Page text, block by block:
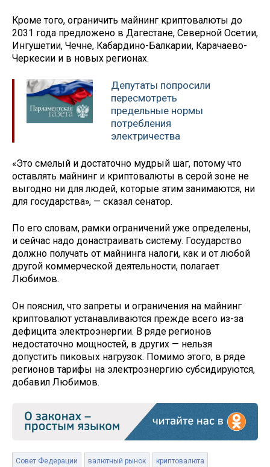
Кроме того, ограничить майнинг криптовалюты до
2031 года предложено в Дагестане, Северной Осетии,
Ингушетии, Чечне, Кабардино-Балкарии, Карачаево-
Черкесии и в новых регионах.
Депутаты попросили
пересмотреть
предельные нормы
потребления
электричества
«Это смелый и достаточно мудрый шаг, потому что
оставлять майнинг и криптовалюты в серой зоне не
выгодно ни для людей, которые этим занимаются, ни
для государства», — сказал сенатор.
По его словам, рамки ограничений уже определены,
и сейчас надо донастраивать систему. Государство
должно получать от майнинга налоги, как и от любой
другой коммерческой деятельности, полагает
Любимов.
Он пояснил, что запреты и ограничения на майнинг
криптовалют устанавливаются прежде всего из-за
дефицита электроэнергии. В ряде регионов
недостаточно мощностей, в других — нельзя
допустить пиковых нагрузок. Помимо этого, в ряде
регионов тарифы на электроэнергию субсидируются,
добавил Любимов.
Совет Федерации валютный рынок криптовалюта